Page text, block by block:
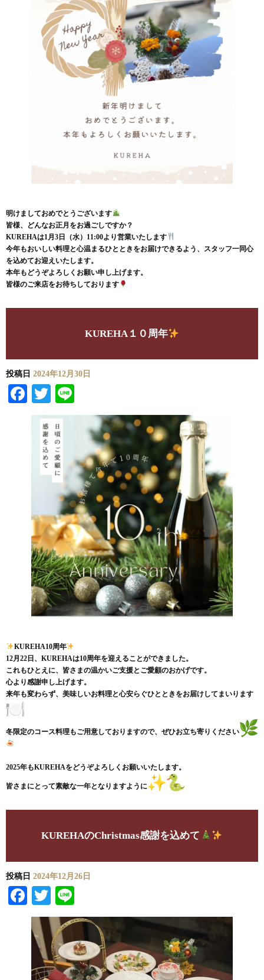
明けましておめでとうございます
皆様、どんなお正月をお過ごしですか？
KUREHAは1月3日（水）11:00より営業いたします
今年もおいしい料理と心温まるひとときをお届けできるよう、
スタッフ一同心
を込めてお迎えいたします。
本年もどうぞよろしくお願い申し上げます。
皆様のご来店をお待ちしております
KUREHA１０周年
投稿日 2024年12月30日
Facebook
Twitter
KUREHA10周年
12月22日、KUREHAは10周年を迎えることができました。
これもひとえに、皆さまの温かいご支援とご愛顧のおかげです。
心より感謝申し上げます。
来年も変わらず、美味しいお料理と心安らぐひとときをお届けして まいります
冬限定のコース料理もご用意しておりますので、ぜひお立ち寄りく ださい
2025年もKUREHAをどうぞよろしくお願いいたします。
皆さまにとって素敵な一年となりますように
KUREHAのChristmas感謝を込めて
投稿日 2024年12月26日
Facebook
Twitter